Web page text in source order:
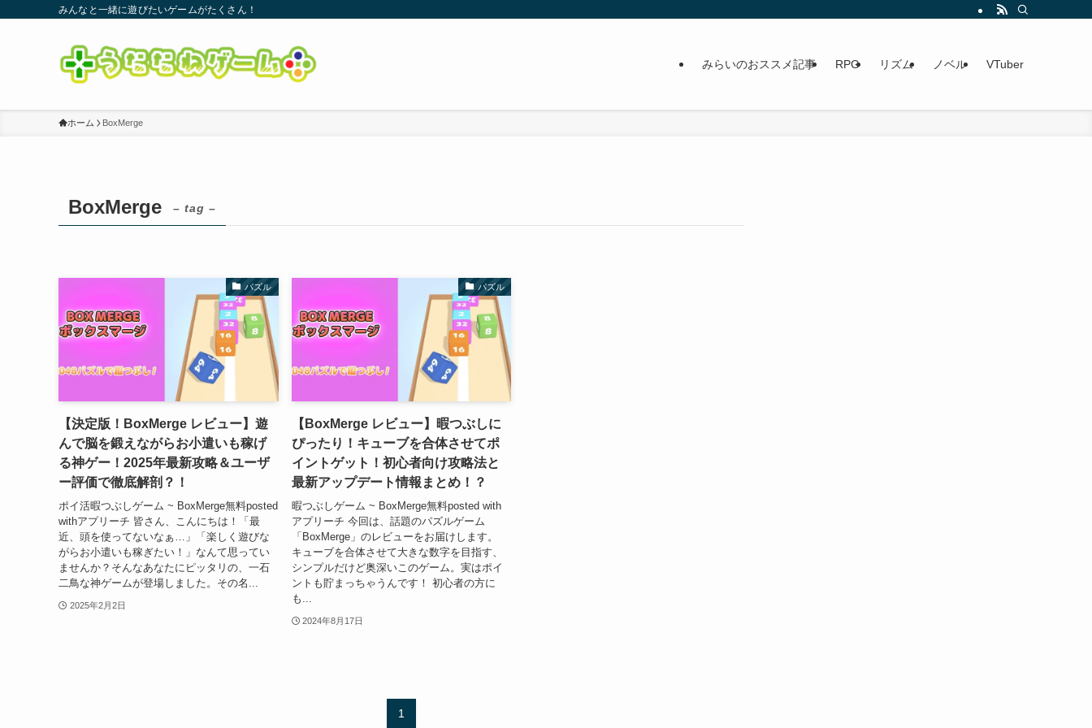
みんなと一緒に遊びたいゲームがたくさん！
みらいのおススメ記事 RPG リズム ノベル VTuber
ホーム BoxMerge
BoxMerge – tag –
パズル
【決定版！BoxMerge レビュー】遊
んで脳を鍛えながらお小遣いも稼げ
る神ゲー！2025年最新攻略＆ユーザ
ー評価で徹底解剖？！
ポイ活暇つぶしゲーム ~ BoxMerge無料posted
withアプリーチ 皆さん、こんにちは！「最
近、頭を使ってないなぁ…」「楽しく遊びな
がらお小遣いも稼ぎたい！」なんて思ってい
ませんか？そんなあなたにピッタリの、一石
二鳥な神ゲームが登場しました。その名...
2025年2月2日
パズル
【BoxMerge レビュー】暇つぶしに
ぴったり！キューブを合体させてポ
イントゲット！初心者向け攻略法と
最新アップデート情報まとめ！？
暇つぶしゲーム ~ BoxMerge無料posted with
アプリーチ 今回は、話題のパズルゲーム
「BoxMerge」のレビューをお届けします。
キューブを合体させて大きな数字を目指す、
シンプルだけど奥深いこのゲーム。実はポイ
ントも貯まっちゃうんです！ 初心者の方に
も...
2024年8月17日
1